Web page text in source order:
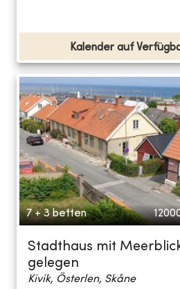
Kalender auf
7 + 3 betten
Stadthaus mit
gelegen
Kivik, Österlen, Skåne